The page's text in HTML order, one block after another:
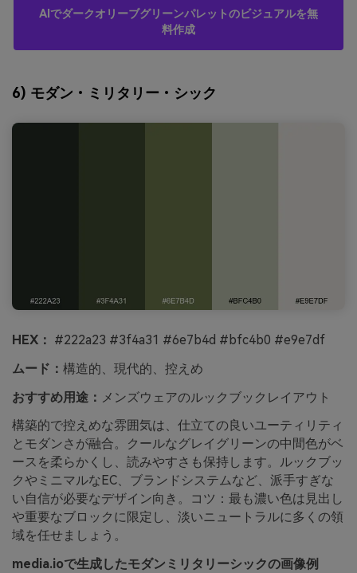
AIでダークオリーブグリーンパレットのビジュアルを無
料作成
6) モダン・ミリタリー・シック
HEX： #222a23 #3f4a31 #6e7b4d #bfc4b0 #e9e7df
ムード： 構造的、現代的、控えめ
おすすめ用途： メンズウェアのルックブックレイアウト
構築的で控えめな雰囲気は、仕立ての良いユーティリティ
とモダンさが融合。クールなグレイグリーンの中間色がベ
ースを柔らかくし、読みやすさも保持します。ルックブッ
クやミニマルなEC、ブランドシステムなど、派手すぎな
い自信が必要なデザイン向き。コツ：最も濃い色は見出し
や重要なブロックに限定し、淡いニュートラルに多くの領
域を任せましょう。
media.ioで生成したモダンミリタリーシックの画像例